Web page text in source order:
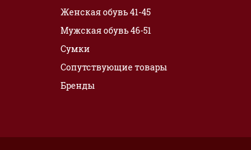
Женская обувь 41-45
Мужская обувь 46-51
Сумки
Сопутствующие товары
Бренды